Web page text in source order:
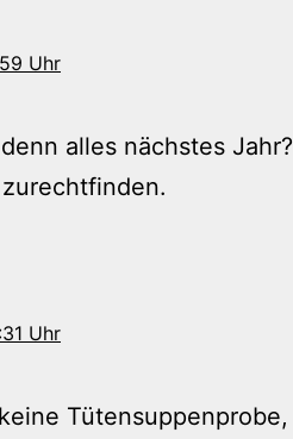
Uhr
alles nächstes
Uhr